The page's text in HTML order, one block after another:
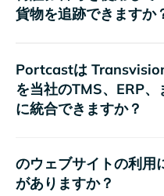
貨物を追跡できますか
Portcastは
を当社のTMS、ERP
に統合できますか？
のウェブサイトの利用
がありますか？